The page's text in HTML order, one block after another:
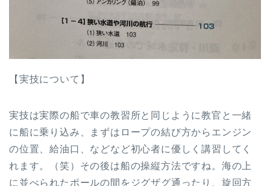
【実技について】
実技は実際の船で車の教習所と同じように教官と一緒
に船に乗り込み、まずはロープの結び方からエンジン
の位置、給油口、などなど初心者に優しく講習してく
れます。（笑）その後は船の操縦方法ですね。海の上
に並べられたポールの間をジグザグ通ったり、旋回方